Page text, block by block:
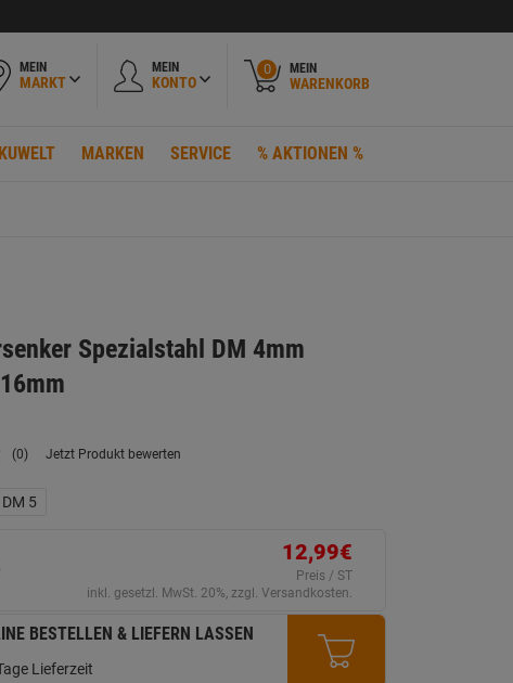
MEIN
MARKT
MEIN
KONTO
0 MEIN
WARENKORB
MARKEN SERVICE % AKTIONEN %
Spezialstahl DM 4mm
Kein
Link
auf
(0) Jetzt Produkt bewerten
DM 5
12,99€
Preis / ST
inkl. gesetzl. MwSt. 20%, zzgl. Versandkosten.
BESTELLEN & LIEFERN LASSEN
Lieferzeit